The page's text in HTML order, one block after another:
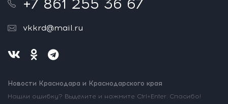
+7 861 255 36 67
vkkrd@mail.ru
Новости Краснодара и Краснодарского края
Нашли ошибку? Выделите и нажмите Ctrl+Enter. Спасибо!